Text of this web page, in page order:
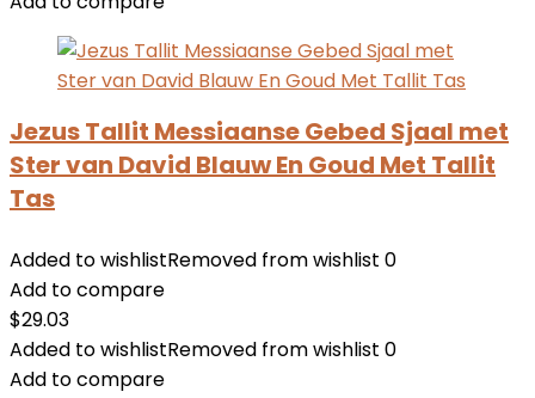
Jezus Tallit Messiaanse Gebed Sjaal met
Ster van David Blauw En Goud Met Tallit
Tas
Added to wishlistRemoved from wishlist 0
Add to compare
$29.03
Added to wishlistRemoved from wishlist 0
Add to compare